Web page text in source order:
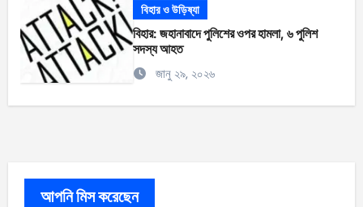
বিহার ও উড়িষ্যা
বিহার: জহানাবাদে পুলিশের ওপর হামলা, ৬ পুলিশ
সদস্য আহত
জানু ২৯, ২০২৬
আপনি মিস করেছেন